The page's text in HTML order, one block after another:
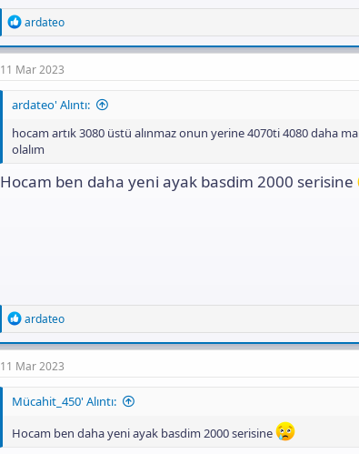
R
e
a
c
t
o
s
:
ardateo
11 Mar 2023
ardateo' Alıntı:
hocam artık 3080 üstü alınmaz onun yerine 4070ti 4080 daha
olalım
Hocam ben daha yeni ayak basdim 2000 serisine
R
e
a
c
t
o
s
ardateo
11 Mar 2023
Mücahit_450' Alıntı:
Hocam ben daha yeni ayak basdim 2000 serisine